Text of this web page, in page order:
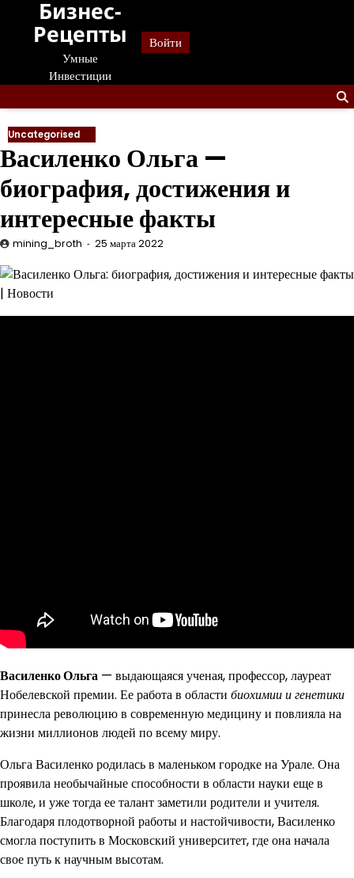
Перейти
содержанию
Бизнес-
Рецепты
Умные
Инвестиции
Войти
Uncategorised
Василенко Ольга —
биография, достижения и
интересные факты
mining_broth 25 марта 2022
Василенко Ольга — выдающаяся ученая, профессор, лауреат
Нобелевской премии. Ее работа в области биохимии и генетики
принесла революцию в современную медицину и повлияла на
жизни миллионов людей по всему миру.
Ольга Василенко родилась в маленьком городке на Урале. Она
проявила необычайные способности в области науки еще в
школе, и уже тогда ее талант заметили родители и учителя.
Благодаря плодотворной работы и настойчивости, Василенко
смогла поступить в Московский университет, где она начала
свое путь к научным высотам.